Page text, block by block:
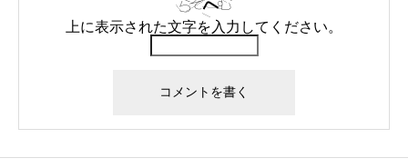
上に表示された文字を入力してください。